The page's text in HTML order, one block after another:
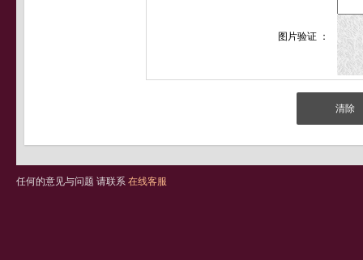
图片验证 ：
任何的意见与问题 请联系 在线客服